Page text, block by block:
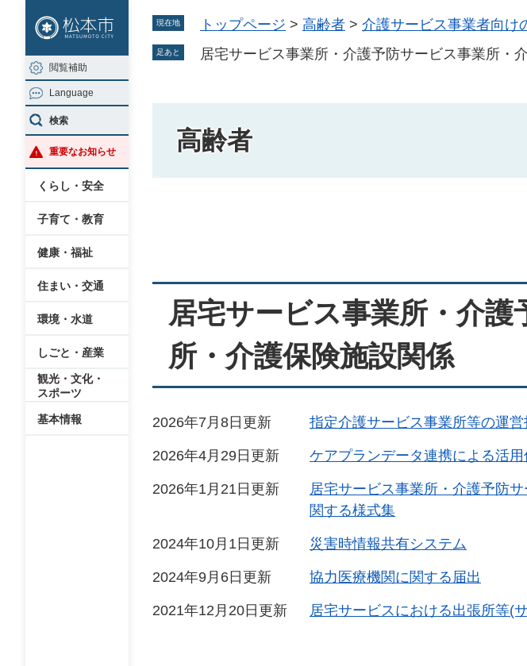
ジ
の
先
頭
で
す
ュ
ー
を
飛
ば
し
閲覧補助
Language
検索
重要なお知らせ
くらし・安全
子育て・教育
健康・福祉
住まい・交通
環境・水道
しごと・産業
観光・文化・
スポーツ
基本情報
現在地 トップページ > 高齢者 > 介護サービス事業者向け
足あと 居宅サービス事業所・介護予防サービス事業所・
高齢者
居宅サービス事業所・介護
所・介護保険施設関係
2026年7月8日更新 指定介護サービス事業所等の運
2026年4月29日更新 ケアプランデータ連携による活
2026年1月21日更新
居宅サービス事業所・介護予防
関する様式集
2024年10月1日更新 災害時情報共有システム
2024年9月6日更新 協力医療機関に関する届出
2021年12月20日更新 居宅サービスにおける出張所等(